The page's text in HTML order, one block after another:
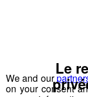
postuler dès
We and our
on your consent
Le